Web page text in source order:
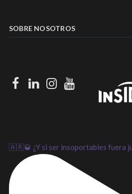
SOBRE NOSOTROS
Facebook
LinkedInInstagram
Youtube
🇦🇷🥃 ¿Y si ser insoportables fuera